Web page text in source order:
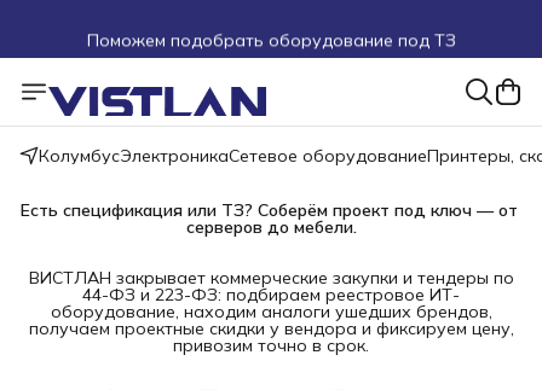
Поможем подобрать оборудование под ТЗ
Пуско-наладочные работы
Пришлите запрос на e-mail или в чат
Более 100 000 позиций в наличии и под заказ
КолумбусЭлектроникаСетевое оборудованиеПринтеры,
Есть спецификация или ТЗ? Соберём проект под ключ — от
серверов до мебели.
ВИСТЛАН закрывает коммерческие закупки и тендеры по
44-ФЗ и 223-ФЗ: подбираем реестровое ИТ-
оборудование, находим аналоги ушедших брендов,
получаем проектные скидки у вендора и фиксируем цену,
привозим точно в срок.